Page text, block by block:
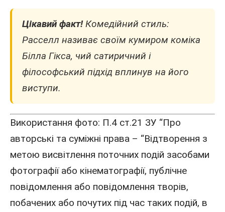
Цікавий факт!Комедійний стиль:
Расселл називає своїм кумиром коміка
Білла Гікса, чий сатиричний і
філософський підхід вплинув на його
виступи.
Використання фото: П.4 ст.21 ЗУ “Про
авторські та суміжні права – “Відтворення з
метою висвітлення поточних подій засобами
фотографії або кінематографії, публічне
повідомлення або повідомлення творів,
побачених або почутих під час таких подій, в